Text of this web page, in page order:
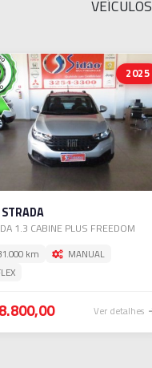
VEÍCULOS
2025
1.3 CABINE PLUS FREEDOM
km
MANUAL
Ver detalhes